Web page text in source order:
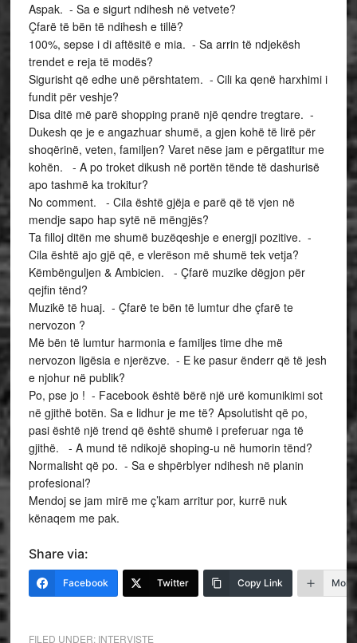
Aspak. - Sa e sigurt ndihesh në vetvete?
Çfarë të bën të ndihesh e tillë?
100%, sepse i di aftësitë e mia. - Sa arrin të ndjekësh
trendet e reja të modës?
Sigurisht që edhe unë përshtatem. - Cili ka qenë harxhimi i
fundit për veshje?
Disa ditë më parë shopping pranë një qendre tregtare. -
Dukesh qe je e angazhuar shumë, a gjen kohë të lirë për
shoqërinë, veten, familjen? Varet nëse jam e përgatitur me
kohën. - A po troket dikush në portën tënde të dashurisë
apo tashmë ka trokitur?
No comment. - Cila është gjëja e parë që të vjen në
mendje sapo hap sytë në mëngjës?
Ta filloj ditën me shumë buzëqeshje e energji pozitive. -
Cila është ajo gjë që, e vlerëson më shumë tek vetja?
Këmbënguljen & Ambicien. - Çfarë muzike dëgjon për
qejfin tënd?
Muzikë të huaj. - Çfarë te bën të lumtur dhe çfarë te
nervozon ?
Më bën të lumtur harmonia e familjes time dhe më
nervozon ligësia e njerëzve. - E ke pasur ënderr që të jesh
e njohur në publik?
Po, pse jo ! - Facebook është bërë një urë komunikimi sot
në gjithë botën. Sa e lidhur je me të? Apsolutisht që po,
pasi është një trend që është shumë i preferuar nga të
gjithë. - A mund të ndikojë shoping-u në humorin tënd?
Normalisht që po. - Sa e shpërblyer ndihesh në planin
profesional?
Mendoj se jam mirë me ç’kam arritur por, kurrë nuk
kënaqem me pak.
Share via:
Facebook Twitter Copy Link More
FILED UNDER: INTERVISTE